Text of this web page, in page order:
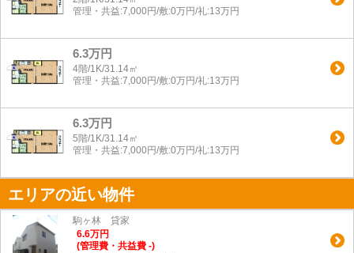
管理・共益:7,000円/敷:0万円/礼:13万円
6.3万円
4階/1K/31.14㎡
管理・共益:7,000円/敷:0万円/礼:13万円
6.3万円
5階/1K/31.14㎡
管理・共益:7,000円/敷:0万円/礼:13万円
エリアの近い物件
駒ヶ林 貸家
6.6万円
(管理費・共益費 -)